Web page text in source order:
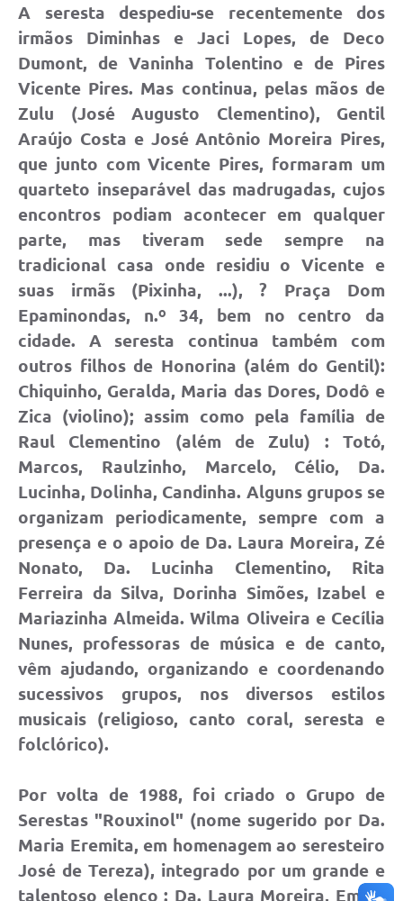
A seresta despediu-se recentemente dos
irmãos Diminhas e Jaci Lopes, de Deco
Dumont, de Vaninha Tolentino e de Pires
Vicente Pires. Mas continua, pelas mãos de
Zulu (José Augusto Clementino), Gentil
Araújo Costa e José Antônio Moreira Pires,
que junto com Vicente Pires, formaram um
quarteto inseparável das madrugadas, cujos
encontros podiam acontecer em qualquer
parte, mas tiveram sede sempre na
tradicional casa onde residiu o Vicente e
suas irmãs (Pixinha, ...), ? Praça Dom
Epaminondas, n.º 34, bem no centro da
cidade. A seresta continua também com
outros filhos de Honorina (além do Gentil):
Chiquinho, Geralda, Maria das Dores, Dodô e
Zica (violino); assim como pela família de
Raul Clementino (além de Zulu) : Totó,
Marcos, Raulzinho, Marcelo, Célio, Da.
Lucinha, Dolinha, Candinha. Alguns grupos se
organizam periodicamente, sempre com a
presença e o apoio de Da. Laura Moreira, Zé
Nonato, Da. Lucinha Clementino, Rita
Ferreira da Silva, Dorinha Simões, Izabel e
Mariazinha Almeida. Wilma Oliveira e Cecília
Nunes, professoras de música e de canto,
vêm ajudando, organizando e coordenando
sucessivos grupos, nos diversos estilos
musicais (religioso, canto coral, seresta e
folclórico).
Por volta de 1988, foi criado o Grupo de
Serestas "Rouxinol" (nome sugerido por Da.
Maria Eremita, em homenagem ao seresteiro
José de Tereza), integrado por um grande e
talentoso elenco : Da. Laura Moreira, Emília